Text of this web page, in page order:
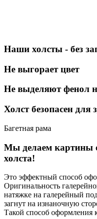
Наши холсты - без
Не выгорает цвет
Не выделяют фенол
Холст безопасен для
Багетная рама
Мы делаем картины
холста!
Это эффектный способ
Оригинальность
натяжке на галерейный
загнут на изнаночную
Такой способ оформления